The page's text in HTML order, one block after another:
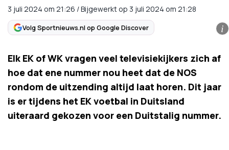
3 juli 2024 om 21:26 /Bijgewerkt op 3 juli 2024 om 21:28
Volg Sportnieuws.nl op Google Discover i
Elk EK of WK vragen veel televisiekijkers zich af
hoe dat ene nummer nou heet dat de NOS
rondom de uitzending altijd laat horen. Dit jaar
is er tijdens het EK voetbal in Duitsland
uiteraard gekozen voor een Duitstalig nummer.